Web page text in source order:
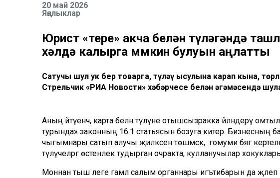
20 май 2026
Яңалыклар
Юрист «тере» акча белән түләгәндә
хәлдә калырга мөмкин булуын аңлатты
Сатучы шул ук бер товарга, түләү ысулына карап кына,
Стрельчик «РИА Новости» хәбәрчесе белән әңгәмәсендә
Аның әйтүенчә, карта белән түләүне отышсызракка әйләндерү
турында» законның 16.1 статьясын бозуга китерә. Бизнесның
чыгымнары сатып алучы җилкәсенә төшмәскә, ә гомуми бәягә
түләүчеләргә өстенлек тудырган очракта, кулланучылар
Моннан тыш әлеге гамәл салым органнары игътибарын да җәлеп